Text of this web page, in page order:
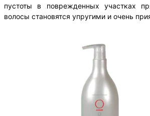
пустоты в поврежденных участках
волосы становятся упругими и очень